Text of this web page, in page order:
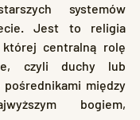
systemów
Jest to religia
centralną rolę
czyli duchy lub
między
bogiem,